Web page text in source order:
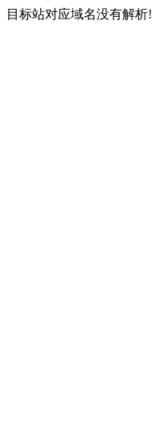
目标站对应域名没有解析!